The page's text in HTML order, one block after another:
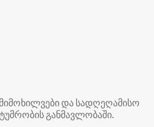
და სადღეღამისო
განმავლობაში.